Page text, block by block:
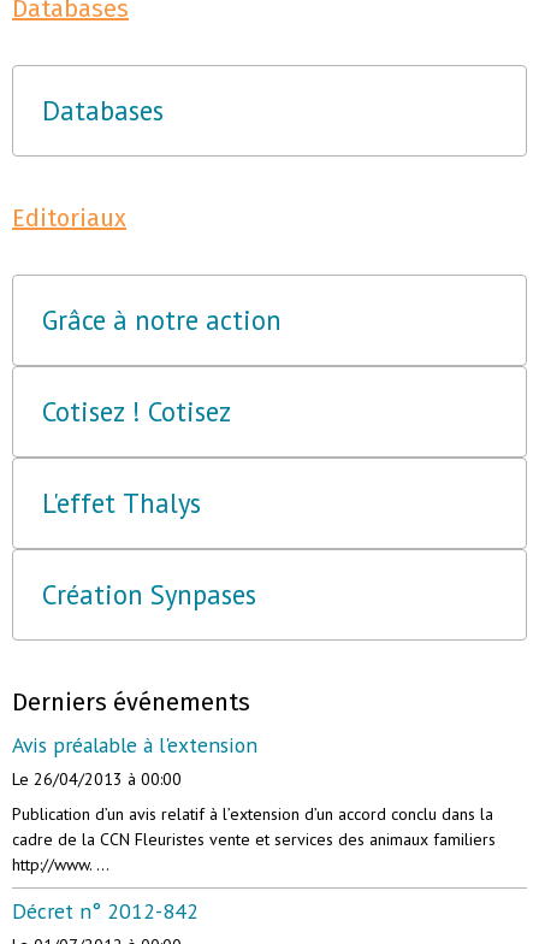
Databases
Databases
Editoriaux
Grâce à notre action
Cotisez ! Cotisez
L'effet Thalys
Création Synpases
Derniers événements
Avis préalable à l'extension
Le 26/04/2013 à 00:00
Publication d’un avis relatif à l’extension d’un accord conclu dans la
cadre de la CCN Fleuristes vente et services des animaux familiers
http://www. ...
Décret n° 2012-842